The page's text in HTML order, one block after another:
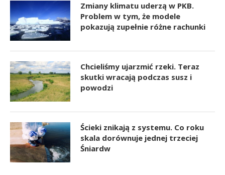
Zmiany klimatu uderzą w PKB.
Problem w tym, że modele
pokazują zupełnie różne rachunki
Chcieliśmy ujarzmić rzeki. Teraz
skutki wracają podczas susz i
powodzi
Ścieki znikają z systemu. Co roku
skala dorównuje jednej trzeciej
Śniardw